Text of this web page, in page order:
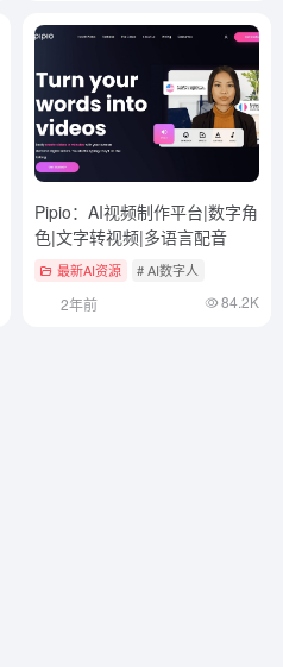
Pipio：AI视频制作平台|数字角
色|文字转视频|多语言配音
最新AI资源 # AI数字人
2年前 84.2K